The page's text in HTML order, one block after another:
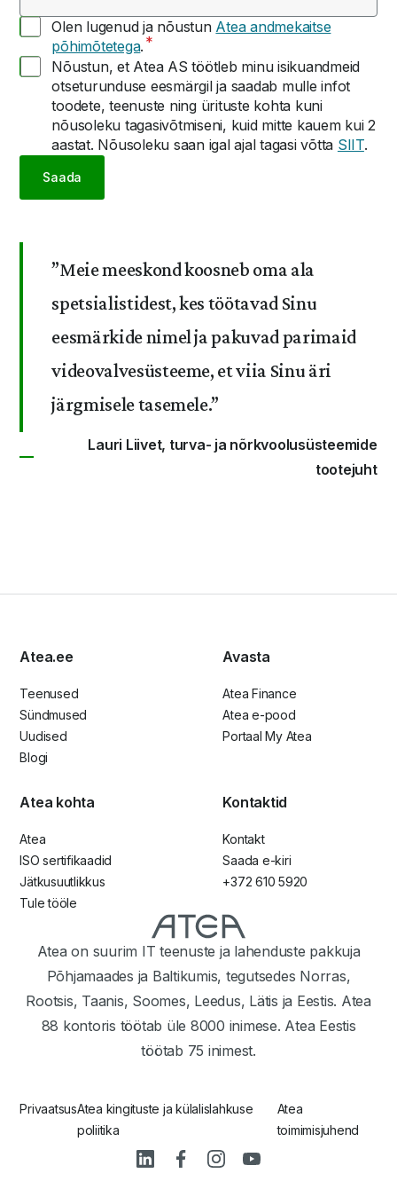
Olen lugenud ja nõustun Atea andmekaitse
põhimõtetega.
Nõustun, et Atea AS töötleb minu isikuandmeid
otseturunduse eesmärgil ja saadab mulle infot
toodete, teenuste ning ürituste kohta kuni
nõusoleku tagasivõtmiseni, kuid mitte kauem kui 2
aastat. Nõusoleku saan igal ajal tagasi võtta SIIT.
Saada
”Meie meeskond koosneb oma ala
spetsialistidest, kes töötavad Sinu
eesmärkide nimel ja pakuvad parimaid
videovalvesüsteeme, et viia Sinu äri
järgmisele tasemele.”
Lauri Liivet, turva- ja nõrkvoolusüsteemide
tootejuht
Atea on suurim IT teenuste ja lahenduste pakkuja
Põhjamaades ja Baltikumis, tegutsedes Norras,
Rootsis, Taanis, Soomes, Leedus, Lätis ja Eestis. Atea
88 kontoris töötab üle 8000 inimese. Atea Eestis
töötab 75 inimest.
Atea.ee
Teenused
Sündmused
Uudised
Blogi
Avasta
Atea Finance
Atea e-pood
Portaal My Atea
Atea kohta
Atea
ISO sertifikaadid
Jätkusuutlikkus
Tule tööle
Kontaktid
Kontakt
Saada e-kiri
+372 610 5920
PrivaatsusAtea kingituste ja külalislahkuse
poliitika
Atea
toimimisjuhend